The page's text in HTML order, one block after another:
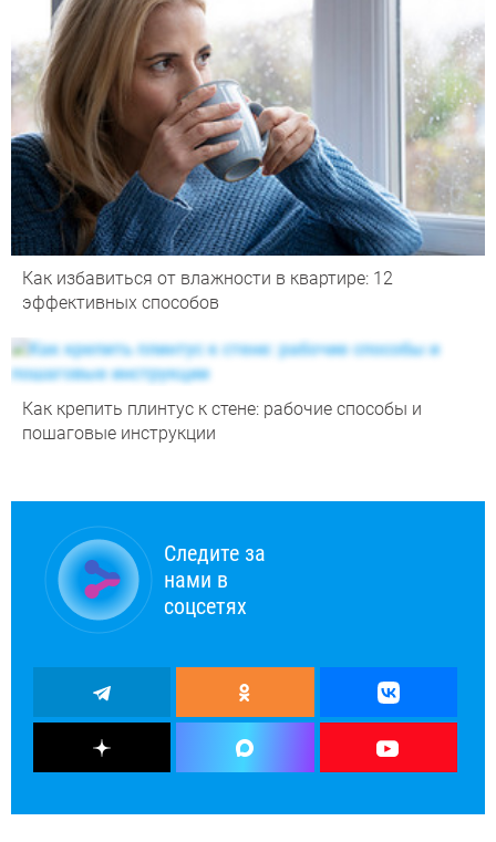
Как избавиться от влажности в квартире: 12
эффективных способов
Как крепить плинтус к стене: рабочие способы и
пошаговые инструкции
Следите за
нами в
соцсетях